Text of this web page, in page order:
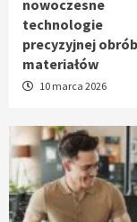
nowoczesne
technologie
precyzyjnej
materiałów
10 marca 2026